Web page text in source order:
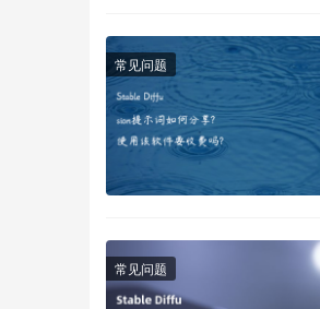
常见问题
常见问题